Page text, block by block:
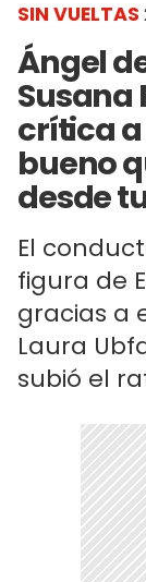
SIN VUELTAS
Ángel
Susana
crítica
bueno
desde
El
figura de
gracias a
Laura
subió el